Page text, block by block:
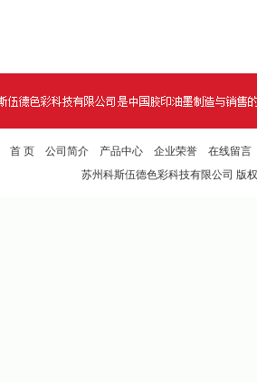
首 页 公司简介 产品中心 企业荣誉
在线留言
苏州科斯伍德色彩科技有限公司 版